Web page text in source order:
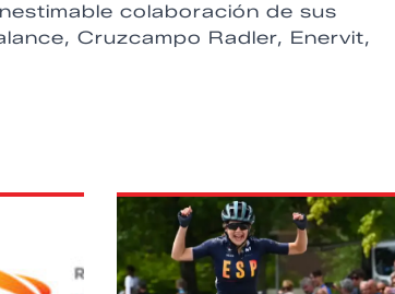
colaboración de sus
Cruzcampo Radler, Enervit,